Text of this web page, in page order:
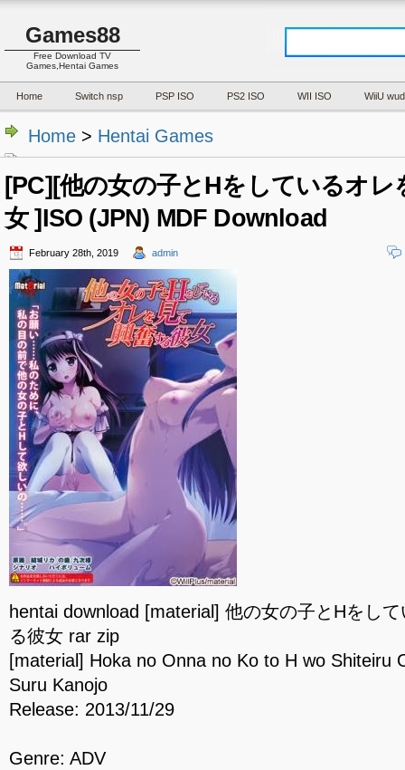
Games88
Free Download TV
Games,Hentai Games
Home Switch nsp PSP ISO PS2 ISO WII ISO WiiU wud
Home > Hentai Games
[PC][他の女の子とHをしているオレ
女 ]ISO (JPN) MDF Download
February 28th, 2019 admin
hentai download [material] 他の女の子とHをし
る彼女 rar zip
[material] Hoka no Onna no Ko to H wo Shiteiru
Suru Kanojo
Release: 2013/11/29
Genre: ADV